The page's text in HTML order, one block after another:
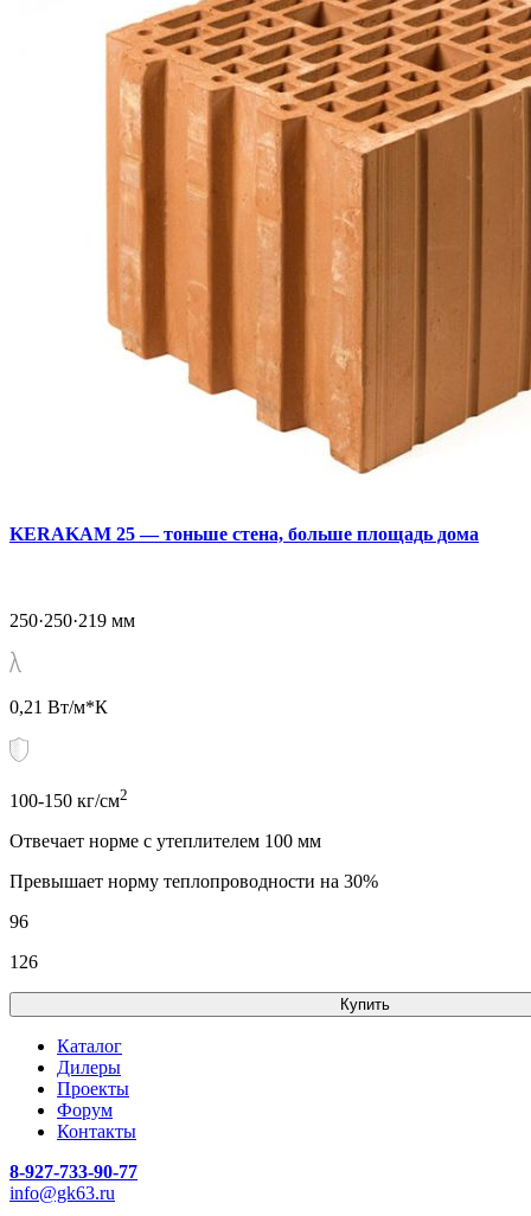
KERAKAM 25 — тоньше стена, больше площадь дома
250·250·219 мм
0,21 Вт/м*К
100-150 кг/см2
Отвечает норме с утеплителем 100 мм
Превышает норму теплопроводности на 30%
96
126
Купить
Каталог
Дилеры
Проекты
Форум
Контакты
8-927-733-90-77
info@gk63.ru